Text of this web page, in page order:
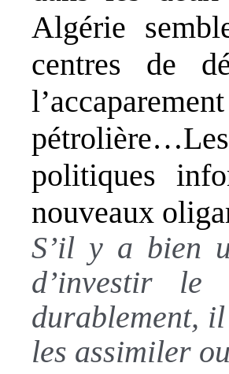
Algérie
centres de
politiques
nouveaux
S’il y a bien
d’investir le
durablement,
les assimiler